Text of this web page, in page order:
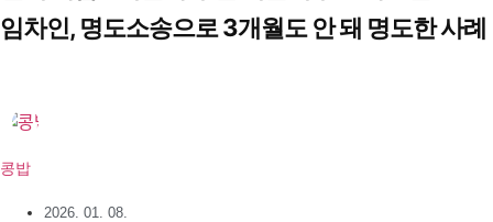
임차인, 명도소송으로 3개월도 안 돼 명도한 사례
콩밥
2026. 01. 08.